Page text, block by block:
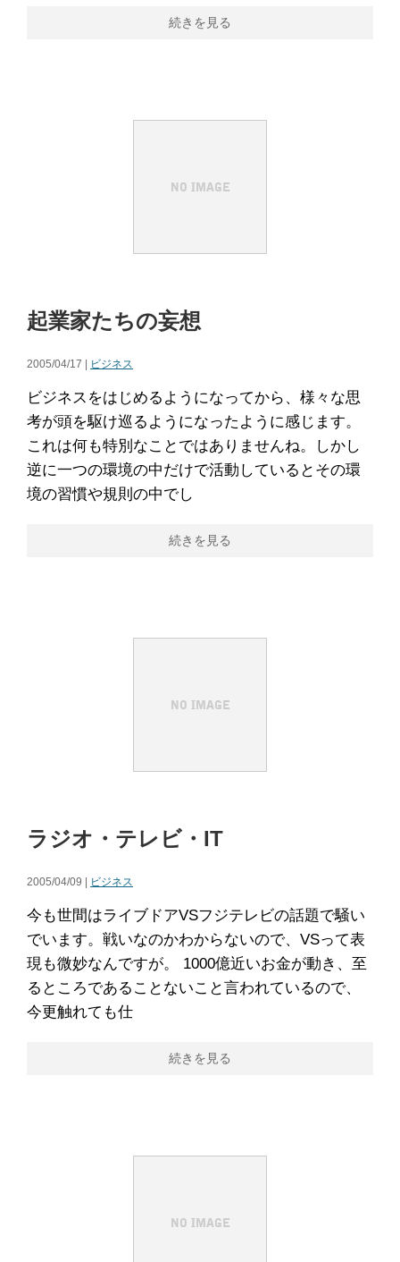
続きを見る
起業家たちの妄想
2005/04/17 | ビジネス
ビジネスをはじめるようになってから、様々な思
考が頭を駆け巡るようになったように感じます。
これは何も特別なことではありませんね。しかし
逆に一つの環境の中だけで活動しているとその環
境の習慣や規則の中でし
続きを見る
ラジオ・テレビ・IT
2005/04/09 | ビジネス
今も世間はライブドアVSフジテレビの話題で騒い
でいます。戦いなのかわからないので、VSって表
現も微妙なんですが。 1000億近いお金が動き、至
るところであることないこと言われているので、
今更触れても仕
続きを見る